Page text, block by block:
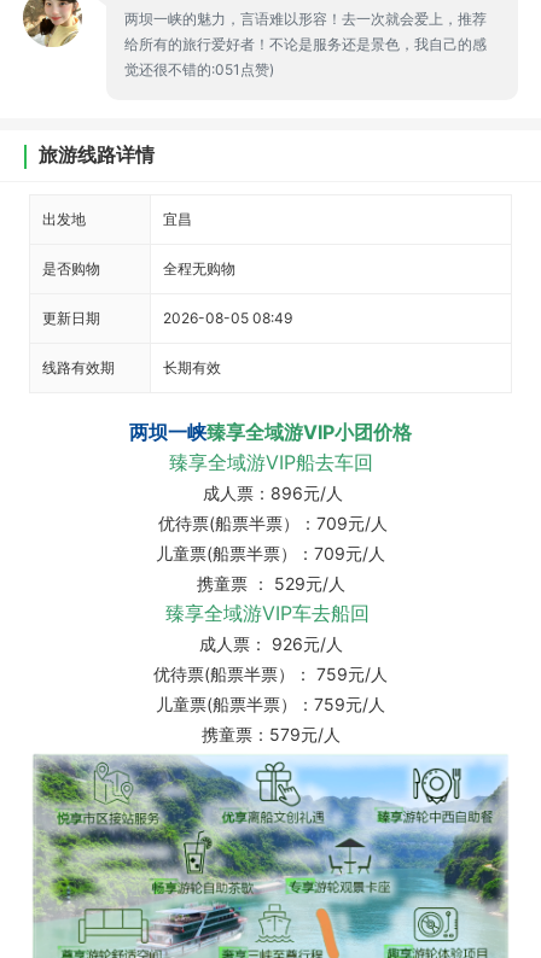
两坝一峡的魅力，言语难以形容！去一次就会爱上，推荐
给所有的旅行爱好者！不论是服务还是景色，我自己的感
觉还很不错的:051点赞)
旅游线路详情
出发地 宜昌
是否购物 全程无购物
更新日期 2026-08-05 08:49
线路有效期 长期有效
两坝一峡臻享全域游VIP小团价格
臻享全域游VIP船去车回
成人票：896元/人
优待票(船票半票）：709元/人
儿童票(船票半票）：709元/人
携童票 ： 529元/人
臻享全域游VIP车去船回
成人票： 926元/人
优待票(船票半票）： 759元/人
儿童票(船票半票）：759元/人
携童票：579元/人